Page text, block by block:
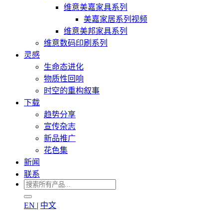
维意美嘉家具系列
美嘉家居系列视频
维意美邦家具系列
维意数码印刷系列
灵感
生命态进化
物质性回响
时空的重构叙事
下载
趋势分享
宣传杂志
新品推广
花色集
新闻
联系
EN | 中文